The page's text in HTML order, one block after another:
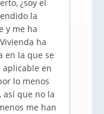
¿soy el
la
y me ha
ha
en la que se
en
lo menos
así que no la
me han